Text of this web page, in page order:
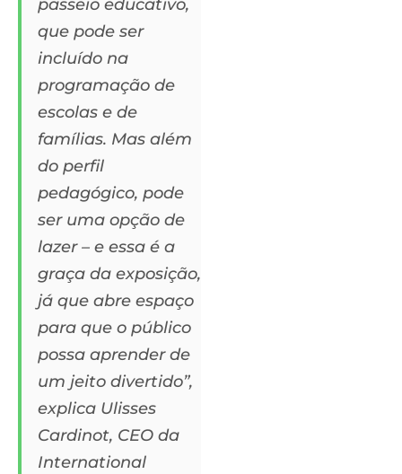
passeio educativo,
que pode ser
incluído na
programação de
escolas e de
famílias. Mas além
do perfil
pedagógico, pode
ser uma opção de
lazer – e essa é a
graça da exposição,
já que abre espaço
para que o público
possa aprender de
um jeito divertido”,
explica Ulisses
Cardinot, CEO da
International